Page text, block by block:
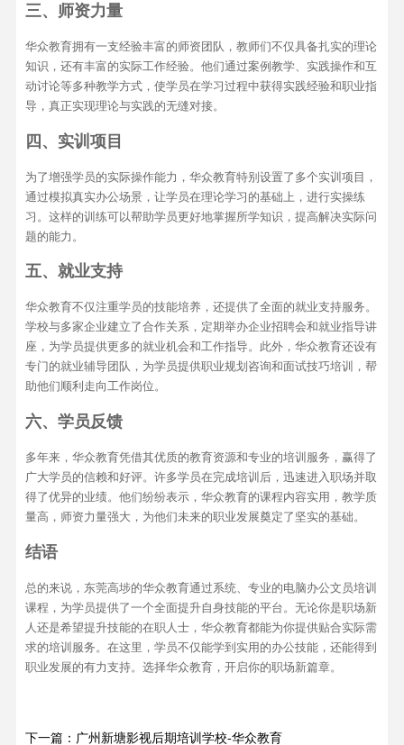
三、师资力量
华众教育拥有一支经验丰富的师资团队，教师们不仅具备扎实的理论
知识，还有丰富的实际工作经验。他们通过案例教学、实践操作和互
动讨论等多种教学方式，使学员在学习过程中获得实践经验和职业指
导，真正实现理论与实践的无缝对接。
四、实训项目
为了增强学员的实际操作能力，华众教育特别设置了多个实训项目，
通过模拟真实办公场景，让学员在理论学习的基础上，进行实操练
习。这样的训练可以帮助学员更好地掌握所学知识，提高解决实际问
题的能力。
五、就业支持
华众教育不仅注重学员的技能培养，还提供了全面的就业支持服务。
学校与多家企业建立了合作关系，定期举办企业招聘会和就业指导讲
座，为学员提供更多的就业机会和工作指导。此外，华众教育还设有
专门的就业辅导团队，为学员提供职业规划咨询和面试技巧培训，帮
助他们顺利走向工作岗位。
六、学员反馈
多年来，华众教育凭借其优质的教育资源和专业的培训服务，赢得了
广大学员的信赖和好评。许多学员在完成培训后，迅速进入职场并取
得了优异的业绩。他们纷纷表示，华众教育的课程内容实用，教学质
量高，师资力量强大，为他们未来的职业发展奠定了坚实的基础。
结语
总的来说，东莞高埗的华众教育通过系统、专业的电脑办公文员培训
课程，为学员提供了一个全面提升自身技能的平台。无论你是职场新
人还是希望提升技能的在职人士，华众教育都能为你提供贴合实际需
求的培训服务。在这里，学员不仅能学到实用的办公技能，还能得到
职业发展的有力支持。选择华众教育，开启你的职场新篇章。
下一篇：广州新塘影视后期培训学校-华众教育